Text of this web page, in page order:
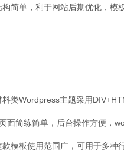
简单，利于网站后期优化，模
类Wordpress主题采用
面简练简单，后台操作方便，
模板使用范围广，可用于多种